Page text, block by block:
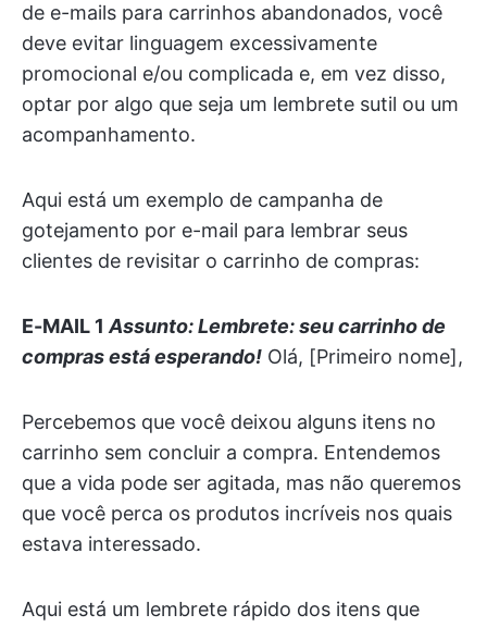
de e-mails para carrinhos abandonados, você
deve evitar linguagem excessivamente
promocional e/ou complicada e, em vez disso,
optar por algo que seja um lembrete sutil ou um
acompanhamento.
Aqui está um exemplo de campanha de
gotejamento por e-mail para lembrar seus
clientes de revisitar o carrinho de compras:
E-MAIL 1Assunto: Lembrete: seu carrinho de
compras está esperando! Olá, [Primeiro nome],
Percebemos que você deixou alguns itens no
carrinho sem concluir a compra. Entendemos
que a vida pode ser agitada, mas não queremos
que você perca os produtos incríveis nos quais
estava interessado.
Aqui está um lembrete rápido dos itens que